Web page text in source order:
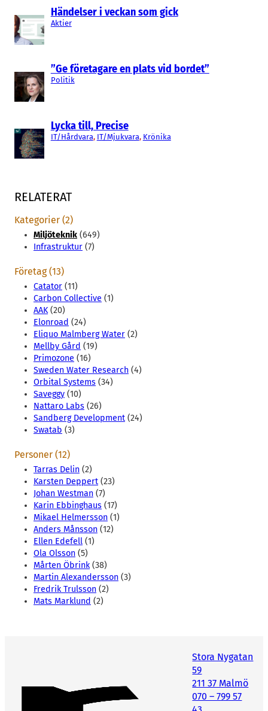
Händelser i veckan som gick
Aktier
”Ge företagare en plats vid bordet”
Politik
Lycka till, Precise
IT/Hårdvara, IT/Mjukvara, Krönika
RELATERAT
Kategorier (2)
Miljöteknik (649)
Infrastruktur (7)
Företag (13)
Catator (11)
Carbon Collective (1)
AAK(20)
Elonroad (24)
Eliquo Malmberg Water (2)
Mellby Gård (19)
Primozone (16)
Sweden Water Research (4)
Orbital Systems (34)
Saveggy (10)
Nattaro Labs (26)
Sandberg Development (24)
Swatab (3)
Personer (12)
Tarras Delin (2)
Karsten Deppert (23)
Johan Westman (7)
Karin Ebbinghaus (17)
Mikael Helmersson (1)
Anders Månsson (12)
Ellen Edefell (1)
Ola Olsson (5)
Mårten Öbrink(38)
Martin Alexandersson (3)
Fredrik Trulsson (2)
Mats Marklund (2)
Stora Nygatan
59
211 37 Malmö
070 – 799 57